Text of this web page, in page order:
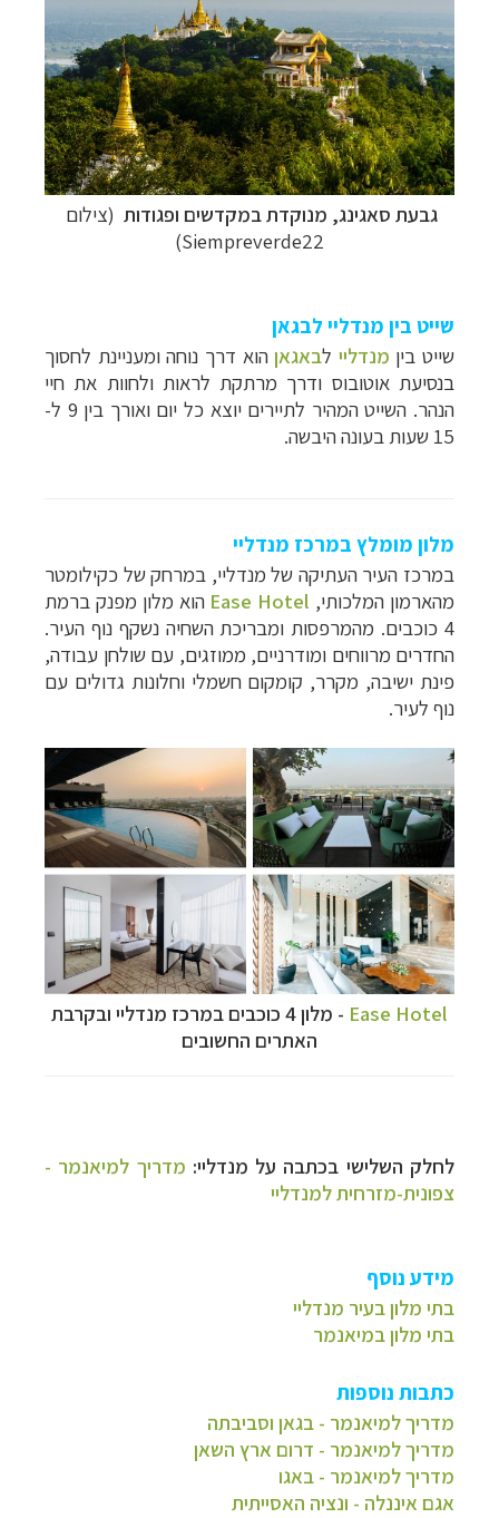
גבעת סאגינג, מנוקדת במקדשים ופגודות (צילום
Siempreverde22)
שייט בין מנדליי לבגאן
שייט בין מנדליי לבאגאןהוא דרך נוחהומעניינת לחסוך
בנסיעת אוטובוס ודרך מרתקת לראות ולחוות את חיי
הנהר. השייט המהיר
לתיירים יוצא כל יום ואורך בין 9 ל-
15 שעות בעונה היבשה.
מלון מומלץ במרכז מנדליי
במרכז העיר העתיקה של מנדליי, במרחק של כקילומטר
מהארמון המלכותי, Ease Hotel הוא מלון מפנק ברמת
4 כוכבים. מהמרפסות ומבריכת השחיה נשקף נוף העיר.
החדרים מרווחים ומודרניים, ממוזגים, עם שולחן עבודה,
פינת ישיבה, מקרר, קומקום חשמלי וחלונות גדולים עם
נוף לעיר.
Ease Hotel
- מלון 4 כוכבים במרכז מנדליי ובקרבת
האתרים החשובים
לחלק השלישי בכתבה על מנדליי: מדריך למיאנמר -
צפונית-מזרחית למנדליי
מידע נוסף
בתי מלון בעיר מנדליי
בתי מלון במיאנמר
כתבות נוספות
מדריך למיאנמר - בגאן וסביבתה
מדריך למיאנמר - דרום ארץ השאן
מדריך למיאנמר - באגו
אגם איננלה - ונציה האסייתית